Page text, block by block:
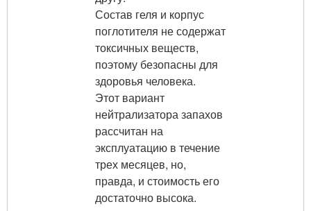
Состав геля и корпус
поглотителя не содержат
токсичных веществ,
поэтому безопасны для
здоровья человека.
Этот вариант
нейтрализатора запахов
рассчитан на
эксплуатацию в течение
трех месяцев, но,
правда, и стоимость его
достаточно высока.